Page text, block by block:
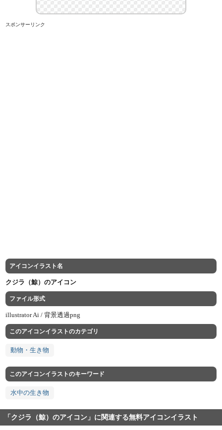
スポンサーリンク
アイコンイラスト名
クジラ（鯨）のアイコン
ファイル形式
illustrator Ai /背景透過png
このアイコンイラストのカテゴリ
動物・生き物
このアイコンイラストのキーワード
水中の生き物
「クジラ（鯨）のアイコン」に関連する無料アイコンイラスト